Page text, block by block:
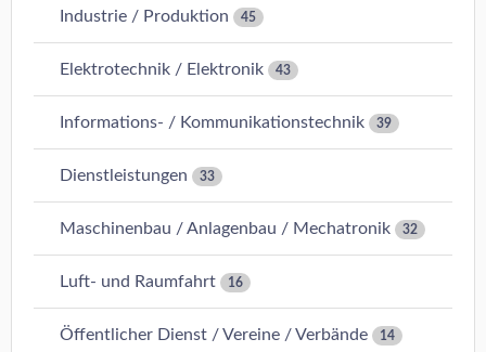
Industrie / Produktion 45
Elektrotechnik / Elektronik 43
Informations- / Kommunikationstechnik 39
Dienstleistungen 33
Maschinenbau / Anlagenbau / Mechatronik 32
Luft- und Raumfahrt 16
Öffentlicher Dienst / Vereine / Verbände 14